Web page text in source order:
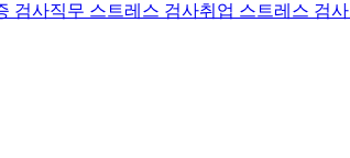
검사직무 스트레스 검사취업 스트레스 검사